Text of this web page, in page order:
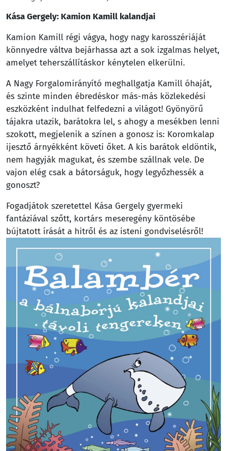
Kása Gergely: Kamion Kamill kalandjai
Kamion Kamill régi vágya, hogy nagy karosszériáját
könnyedre váltva bejárhassa azt a sok izgalmas helyet,
amelyet teherszállításkor kénytelen elkerülni.
A Nagy Forgalomirányító meghallgatja Kamill óhaját,
és szinte minden ébredéskor más-más közlekedési
eszközként indulhat felfedezni a világot! Gyönyörű
tájakra utazik, barátokra lel, s ahogy a mesékben lenni
szokott, megjelenik a színen a gonosz is: Koromkalap
ijesztő árnyékként követi őket. A kis barátok eldöntik,
nem hagyják magukat, és szembe szállnak vele. De
vajon elég csak a bátorságuk, hogy legyőzhessék a
gonoszt?
Fogadjátok szeretettel Kása Gergely gyermeki
fantáziával szőtt, kortárs meseregény köntösébe
bújtatott írását a hitről és az isteni gondviselésről!